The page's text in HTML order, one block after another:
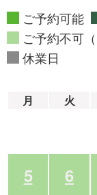
ご予約可能
ご予約不可
休業日
月 火
5
6